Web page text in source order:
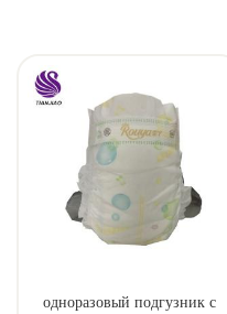
одноразовый подгузник с